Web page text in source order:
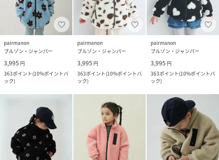
pairmanon
ブルゾン・ジャンパー
3,995 円
363ポイント(10%ポイントバ
ック)
pairmanon
ブルゾン・ジャンパー
3,995 円
363ポイント(10%ポイントバ
ック)
pairmanon
ブルゾン・ジャンパー
3,995 円
363ポイント(10%ポイントバ
ック)